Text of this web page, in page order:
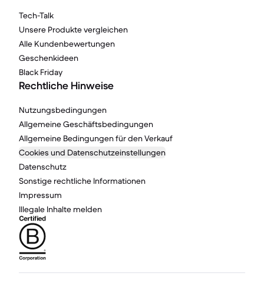
Tech-Talk
Unsere Produkte vergleichen
Alle Kundenbewertungen
Geschenkideen
Black Friday
Rechtliche Hinweise
Nutzungsbedingungen
Allgemeine Geschäftsbedingungen
Allgemeine Bedingungen für den Verkauf
Cookies und Datenschutzeinstellungen
Datenschutz
Sonstige rechtliche Informationen
Impressum
Illegale Inhalte melden